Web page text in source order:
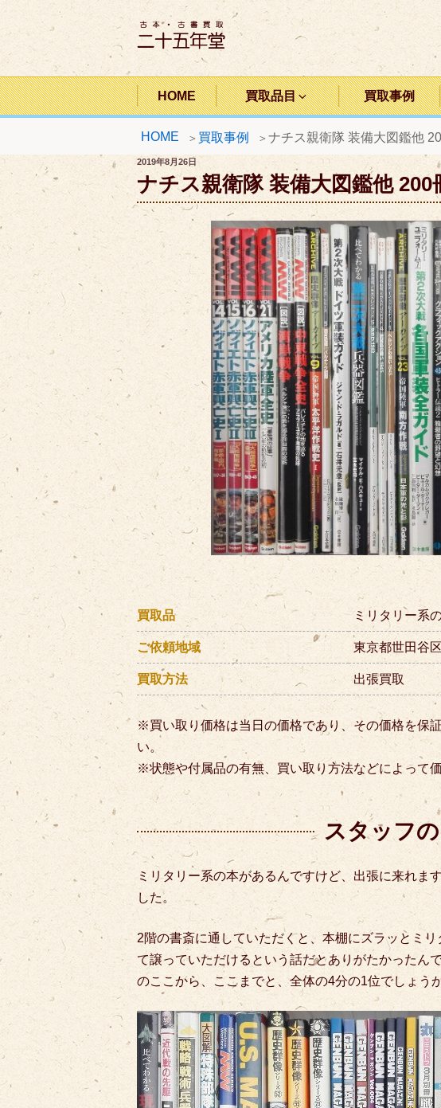
コ
ン
テ
ン
ツ
へ
キ
プ
二十五年堂
HOME 買取品目 買取事例
HOME 買取事例 ナチス親衛隊 装備大図鑑他
投
稿
日:
2019年8月26日
ナチス親衛隊 装備大図鑑他 200
買取品 ミリタリー系
ご依頼地域 東京都世田谷区
買取方法 出張買取
※買い取り価格は当日の価格であり、その価格を保
い。
※状態や付属品の有無、買い取り方法などによって
スタッフ
ミリタリー系の本があるんですけど、出張に来れま
した。
2階の書斎に通していただくと、本棚にズラッとミ
て譲っていただけるという話だとありがたかったん
のここから、ここまでと、全体の4分の1位でしょうか